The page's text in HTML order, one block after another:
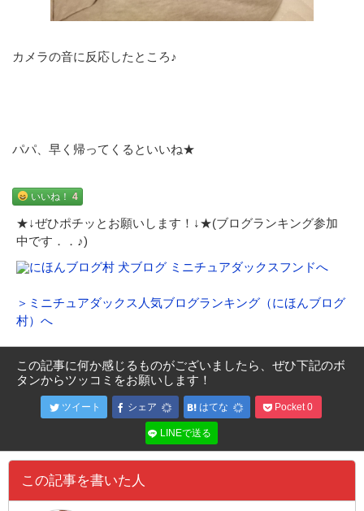
カメラの音に反応したところ♪
パパ、早く帰ってくるといいね★
いいね！ 4
★↓ぜひポチッとお願いします！↓★(ブログランキング参加
中です．．♪)
＞ミニチュアダックス人気ブログランキング（にほんブログ
村）へ
この記事に何か感じるものがございましたら、ぜひ下記のボ
タンからツッコミをお願いします！
ツイート シェア はてな Pocket 0
LINEで送る
この記事を書いた人